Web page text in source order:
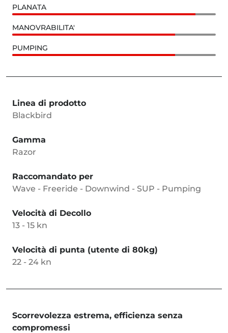
PLANATA
MANOVRABILITA'
PUMPING
Linea di prodotto
Blackbird
Gamma
Razor
Raccomandato per
Wave - Freeride - Downwind - SUP - Pumping
Velocità di Decollo
13 - 15 kn
Velocità di punta (utente di 80kg)
22 - 24 kn
Scorrevolezza estrema, efficienza senza
compromessi